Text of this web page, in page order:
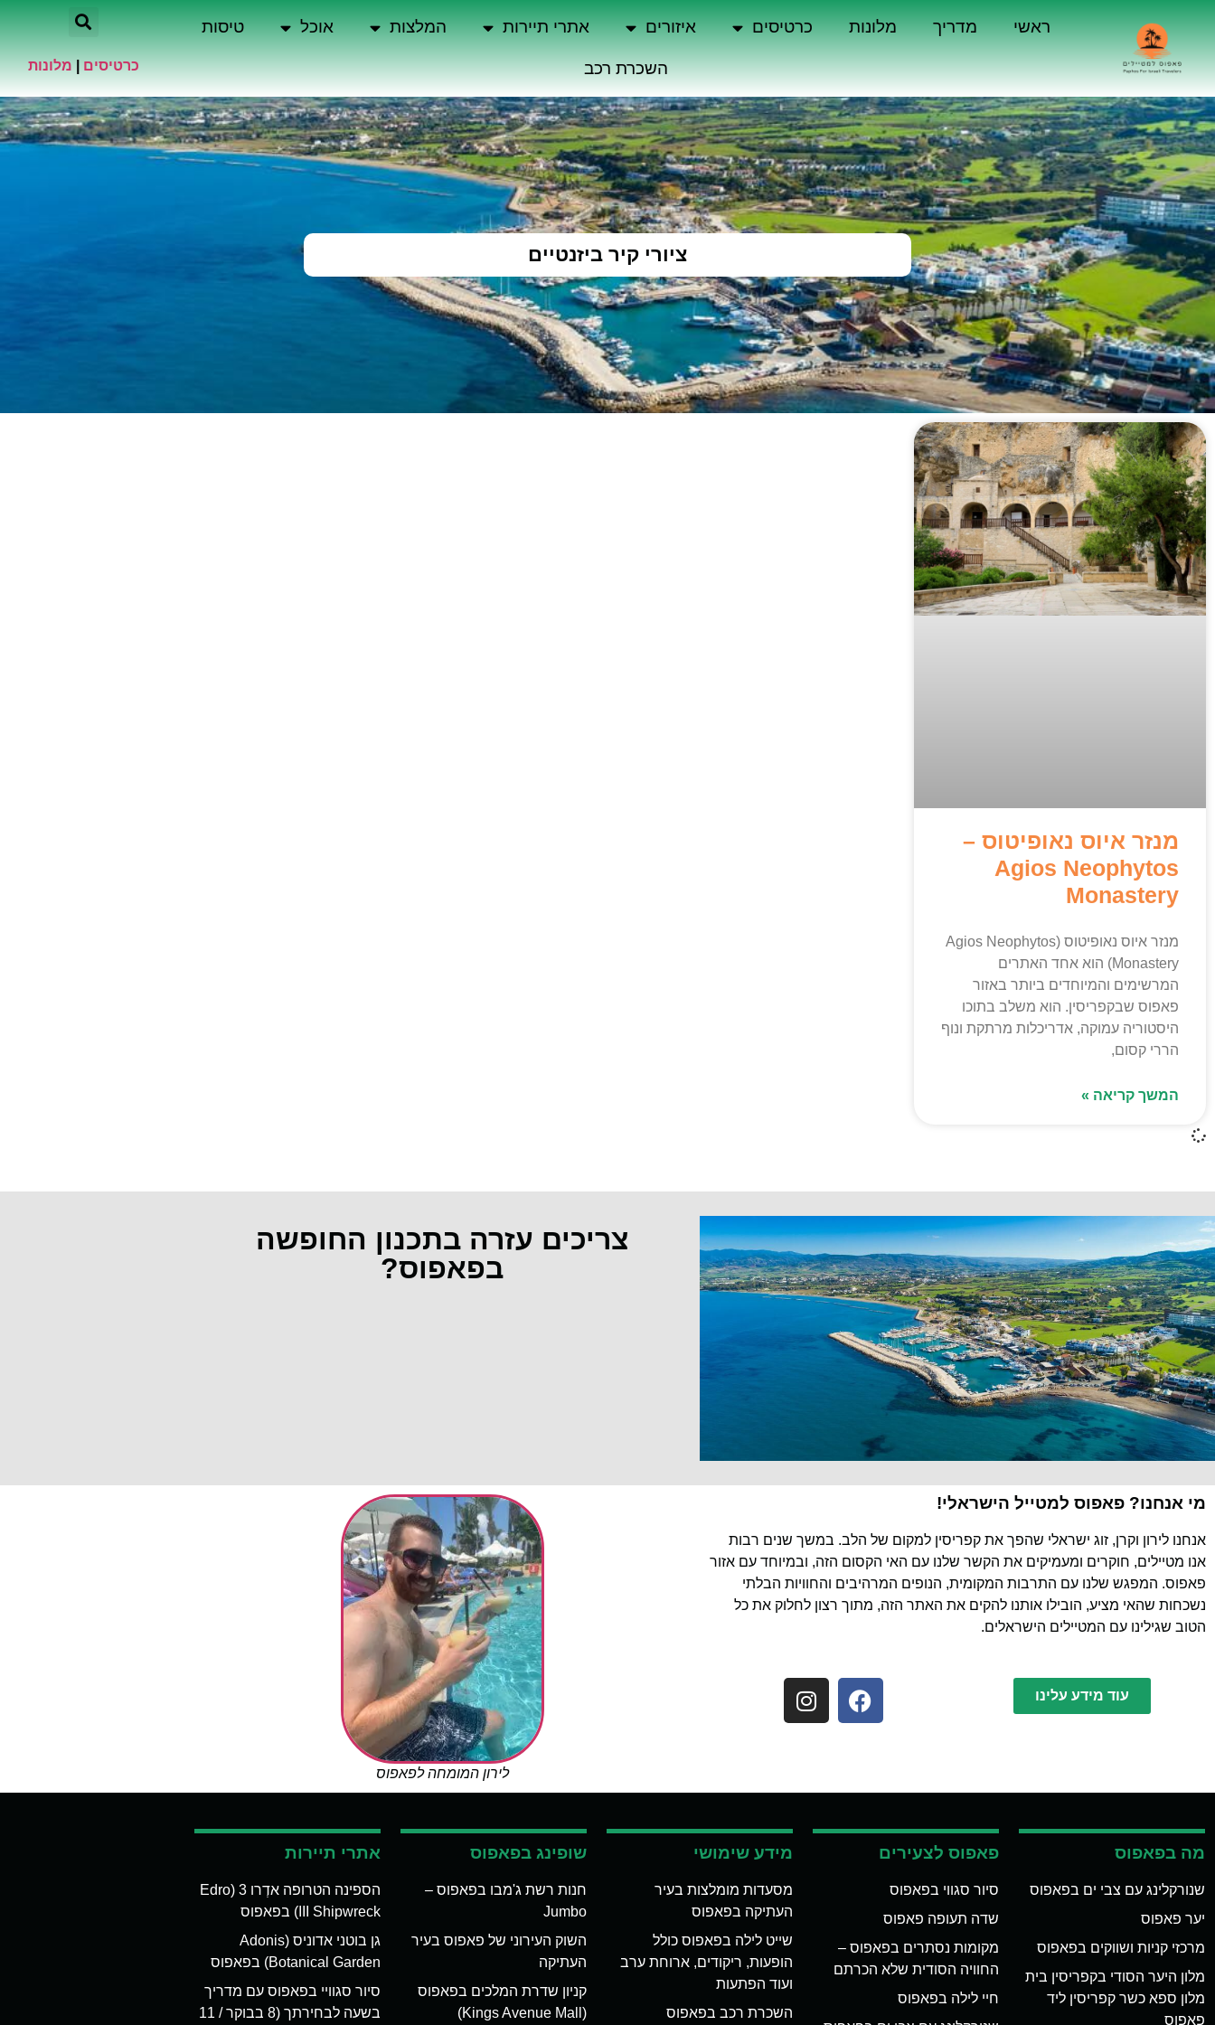
ראשי מדריך מלונות כרטיסים איזורים אתרי תיירות המלצות אוכל טיסות
השכרת רכב כרטיסים מלונות
ציורי קיר ביזנטיים
מנזר איוס נאופיטוס –
Agios Neophytos
Monastery
מנזר איוס נאופיטוס (Agios Neophytos
Monastery) הוא אחד האתרים
המרשימים והמיוחדים ביותר באזור
פאפוס שבקפריסין. הוא משלב בתוכו
היסטוריה עמוקה, אדריכלות מרתקת ונוף
הררי קסום,
המשך קריאה »
צריכים עזרה בתכנון החופשה
בפאפוס?
מי אנחנו? פאפוס למטייל הישראלי!
אנחנו לירון וקרן, זוג ישראלי שהפך את קפריסין למקום של הלב. במשך שנים רבות
אנו מטיילים, חוקרים ומעמיקים את הקשר שלנו עם האי הקסום הזה, ובמיוחד עם אזור
פאפוס. המפגש שלנו עם התרבות המקומית, הנופים המרהיבים והחוויות הבלתי
נשכחות שהאי מציע, הובילו אותנו להקים את האתר הזה, מתוך רצון לחלוק את כל
הטוב שגילינו עם המטיילים הישראלים.
עוד מידע עלינו
לירון המומחה לפאפוס
מה בפאפוס
שנורקלינג עם צבי ים בפאפוס
יער פאפוס
מרכזי קניות ושווקים בפאפוס
מלון היער הסודי בקפריסין בית
מלון ספא כשר קפריסין ליד
פאפוס
פאפוס לצעירים
סיור סגווי בפאפוס
שדה תעופה פאפוס
מקומות נסתרים בפאפוס –
החוויה הסודית שלא הכרתם
חיי לילה בפאפוס
מידע שימושי
מסעדות מומלצות בעיר
העתיקה בפאפוס
שייט לילה בפאפוס כולל
הופעות, ריקודים, ארוחת ערב
ועוד הפתעות
השכרת רכב בפאפוס
שופינג בפאפוס
חנות רשת ג'מבו בפאפוס –
Jumbo
השוק העירוני של פאפוס בעיר
העתיקה
קניון שדרת המלכים בפאפוס
(Kings Avenue Mall)
אתרי תיירות
הספינה הטרופה אדְרו 3 (Edro
III Shipwreck) בפאפוס
גן בוטני אדוניס (Adonis
Botanical Garden) בפאפוס
סיור סגוויי בפאפוס עם מדריך
בשעה לבחירתך (8 בבוקר / 11